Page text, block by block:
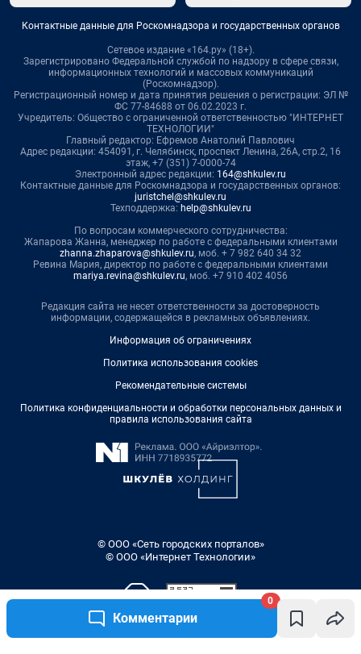
Комментарии
0
Контактные данные для Роскомнадзора и государственных органов
Сетевое издание «164.ру» (18+).
Зарегистрировано Федеральной службой по надзору в сфере связи,
информационных технологий и массовых коммуникаций
(Роскомнадзор).
Регистрационный номер и дата принятия решения о регистрации: ЭЛ №
ФС 77-84688 от 06.02.2023 г.
Учредитель: Общество с ограниченной ответственностью "ИНТЕРНЕТ
ТЕХНОЛОГИИ"
Главный редактор: Ефремов Анатолий Павлович
Адрес редакции: 454091, г. Челябинск, проспект Ленина, 26А, стр.2, 16
этаж, +7 (351) 7-0000-74
Электронный адрес редакции: 164@shkulev.ru
Контактные данные для Роскомнадзора и государственных органов:
juristchel@shkulev.ru
Техподдержка: help@shkulev.ru
По вопросам коммерческого сотрудничества:
Жапарова Жанна, менеджер по работе с федеральными клиентами
zhanna.zhaparova@shkulev.ru, моб. + 7 982 640 34 32
Ревина Мария, директор по работе с федеральными клиентами
mariya.revina@shkulev.ru, моб. +7 910 402 4056
Редакция сайта не несет ответственности за достоверность
информации, содержащейся в рекламных объявлениях.
Информация об ограничениях
Политика использования cookies
Рекомендательные системы
Политика конфиденциальности и обработки персональных данных и
правила использования сайта
© ООО «Сеть городских порталов»
© ООО «Интернет Технологии»